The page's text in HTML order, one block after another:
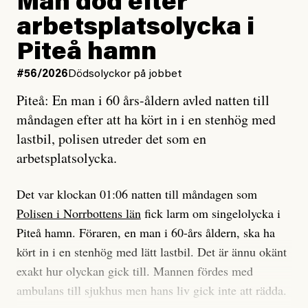
Vad betyder det att vara en röd, grön och oberoende
tidning?
Vad är bra journalistik?
Ett försök till korta svar som jag hoppas kan förtydliga
för Kuhn och Sassarinis-McGowan och andra hur jag
som chefredaktör ser på Dagens ETC:s uppdrag och
roll.
Vi skriver för våra läsare som vill bli informerade,
överraskade, bekräftade, utmanade – och som kräver
att vi granskar allt och alla.
Vi är som sagt en röd, grön och oberoende tidning.
Det betyder en annan journalistik än vad du hittar i
Jag lärde mig renovera
enligt uråldrig metod
och lade min sista ungdom
på att laga en gammal bod.
Jag sökte ljuset och meningen,
efter det som var rent, rätt och sant,
och aldrig såg jag det klarare än
när jag ombord på bussen hjälpte en tant.
#23/2026Intervjun
Jesper Lundby: ”Livet i sig
är ganska politiskt”
arbetsplatsolycka i
Piteå hamn
#56/2026 Dödsolyckor på jobbet
Piteå: En man i 60 års-åldern avled natten till
måndagen efter att ha kört in i en stenhög med
lastbil, polisen utreder det som en
arbetsplatsolycka.
Det var klockan 01:06 natten till måndagen som
Polisen i Norrbottens län fick larm om singelolycka i
Piteå hamn. Föraren, en man i 60-års åldern, ska ha
kört in i en stenhög med lätt lastbil. Det är ännu okänt
exakt hur olyckan gick till. Mannen fördes med
ambulans till sjukhus men hans liv gick inte att rädda.